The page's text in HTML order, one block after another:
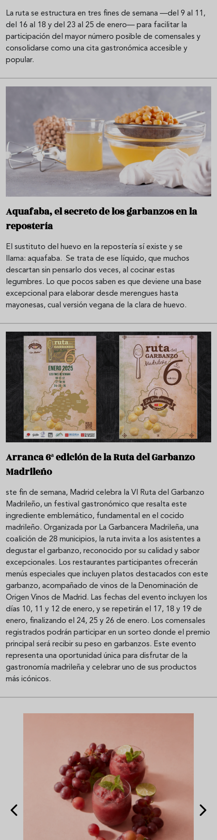
La ruta se estructura en tres fines de semana —del 9 al 11,
del 16 al 18 y del 23 al 25 de enero— para facilitar la
participación del mayor número posible de comensales y
consolidarse como una cita gastronómica accesible y
popular.
Aquafaba, el secreto de los garbanzos en la
repostería
El sustituto del huevo en la repostería sí existe y se
llama: aquafaba. Se trata de ese líquido, que muchos
descartan sin pensarlo dos veces, al cocinar estas
legumbres. Lo que pocos saben es que deviene una base
excepcional para elaborar desde merengues hasta
mayonesas, cual versión vegana de la clara de huevo.
Arranca 6ª edición de la Ruta del Garbanzo
Madrileño
ste fin de semana, Madrid celebra la VI Ruta del Garbanzo
Madrileño, un festival gastronómico que resalta este
ingrediente emblemático, fundamental en el cocido
madrileño. Organizada por La Garbancera Madrileña, una
coalición de 28 municipios, la ruta invita a los asistentes a
degustar el garbanzo, reconocido por su calidad y sabor
excepcionales. Los restaurantes participantes ofrecerán
menús especiales que incluyen platos destacados con este
garbanzo, acompañado de vinos de la Denominación de
Origen Vinos de Madrid. Las fechas del evento incluyen los
días 10, 11 y 12 de enero, y se repetirán el 17, 18 y 19 de
enero, finalizando el 24, 25 y 26 de enero. Los comensales
registrados podrán participar en un sorteo donde el premio
principal será recibir su peso en garbanzos. Este evento
representa una oportunidad única para disfrutar de la
gastronomía madrileña y celebrar uno de sus productos
más icónicos.